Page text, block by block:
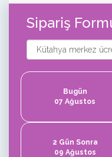
Sipariş
Bugün
07 Ağustos
2 Gün Sonra
09 Ağustos